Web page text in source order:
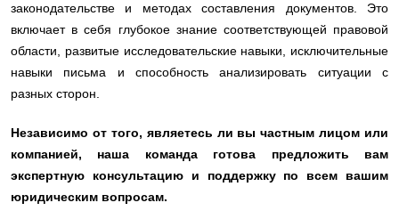
законодательстве и методах составления документов. Это
включает в себя глубокое знание соответствующей правовой
области, развитые исследовательские навыки, исключительные
навыки письма и способность анализировать ситуации с
разных сторон.
Независимо от того, являетесь ли вы частным лицом или
компанией, наша команда готова предложить вам
экспертную консультацию и поддержку по всем вашим
юридическим вопросам.